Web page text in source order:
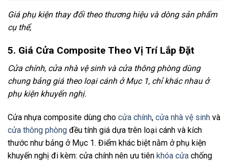
Giá phụ kiện thay đổi theo thương hiệu và dòng sản phẩm
cụ thể,
5. Giá Cửa Composite Theo Vị Trí Lắp Đặt
Cửa chính, cửa nhà vệ sinh và cửa thông phòng dùng
chung bảng giá theo loại cánh ở Mục 1, chỉ khác nhau ở
phụ kiện khuyến nghị.
Cửa nhựa composite dùng cho cửa chính, cửa nhà vệ sinh và
cửa thông phòng đều tính giá dựa trên loại cánh và kích
thước như bảng ở Mục 1. Điểm khác biệt nằm ở phụ kiện
khuyến nghị đi kèm: cửa chính nên ưu tiên khóa cửa chống